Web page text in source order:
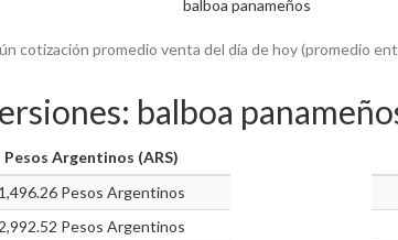
balboa panameños
cotización promedio venta del día de hoy (promedio
balboa
Pesos Argentinos (ARS)
Pesos Argentinos
Pesos Argentinos